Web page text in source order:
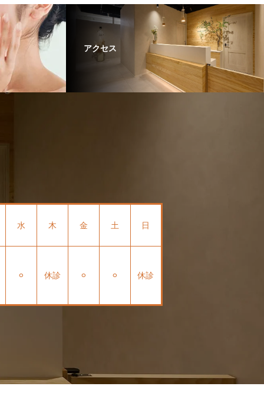
アクセス
水 木 金 土 日
⚪︎ 休診 ⚪︎ ⚪︎ 休診